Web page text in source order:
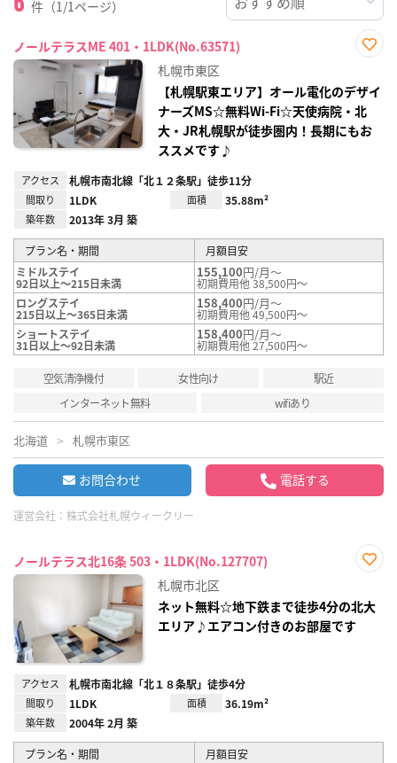
件（1/1ページ）
ノールテラスME 401・1LDK(No.63571)
り登
録
札幌市東区
【札幌駅東エリア】オール電化のデザイ
ナーズMS☆無料Wi-Fi☆天使病院・北
大・JR札幌駅が徒歩圏内！長期にもお
ススメです♪
アクセス 札幌市南北線「北１２条駅」徒歩11分
間取り 1LDK 面積 35.88m²
築年数 2013年 3月 築
プラン名・期間
月額目安
ミドルステイ
92日以上～215日未満
155,100円/月～
初期費用他 38,500円～
ロングステイ
215日以上～365日未満
158,400円/月～
初期費用他 49,500円～
ショートステイ
31日以上～92日未満
158,400円/月～
初期費用他 27,500円～
空気清浄機付 女性向け
駅近
インターネット無料
wifiあり
北海道 札幌市東区
お問合わせ 電話する
運営会社： 株式会社札幌ウィークリー
ノールテラス北16条 503・1LDK(No.127707)
り登
録
札幌市北区
ネット無料☆地下鉄まで徒歩4分の北大
エリア♪エアコン付きのお部屋です
アクセス 札幌市南北線「北１８条駅」徒歩4分
間取り 1LDK 面積 36.19m²
築年数 2004年 2月 築
プラン名・期間
月額目安